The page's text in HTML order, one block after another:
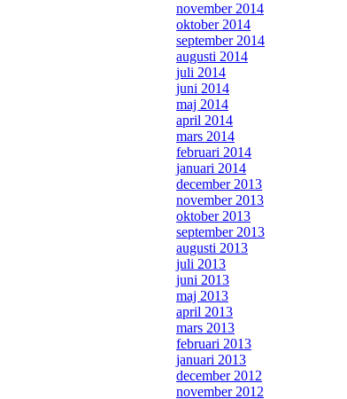
november 2014
oktober 2014
september 2014
augusti 2014
juli 2014
juni 2014
maj 2014
april 2014
mars 2014
februari 2014
januari 2014
december 2013
november 2013
oktober 2013
september 2013
augusti 2013
juli 2013
juni 2013
maj 2013
april 2013
mars 2013
februari 2013
januari 2013
december 2012
november 2012